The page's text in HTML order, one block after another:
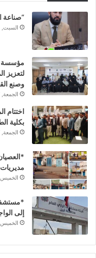
“صناعة
السبت, 8 أغسطس 2026 - 1:19 ص
لتعزيز
وصنع
الجمعة, 7 أغسطس 2026 - 6:16 م
اختتام
بكلية
الجمعة, 7 أغسطس 2026 - 6:13 م
الخميس, 6 أغسطس 2026 -
إلى
الخميس, 6 أغسطس 2026 -